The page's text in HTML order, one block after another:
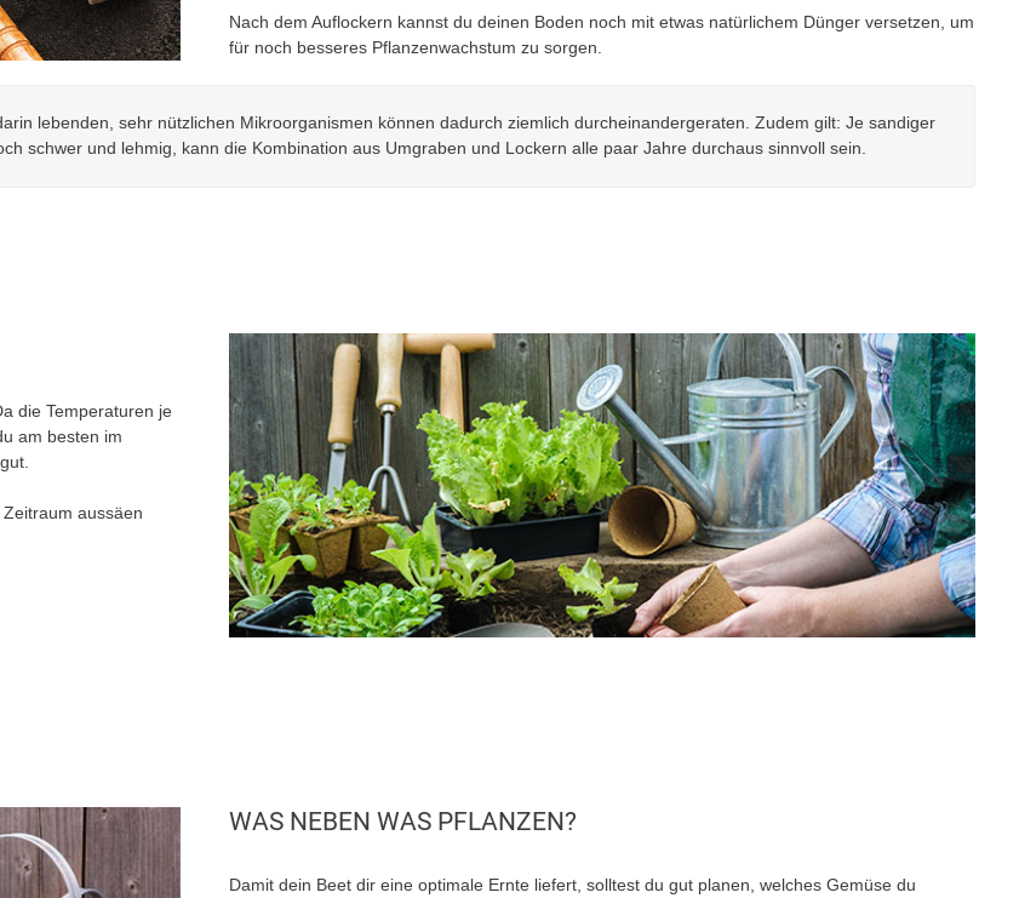
Nach dem Auflockern kannst du deinen Boden noch mit etwas natürlichem Dünger versetzen, um
für noch besseres Pflanzenwachstum zu sorgen.
lebenden, sehr nützlichen Mikroorganismen können dadurch ziemlich durcheinandergeraten. Zudem gilt: Je sandiger
schwer und lehmig, kann die Kombination aus Umgraben und Lockern alle paar Jahre durchaus sinnvoll sein.
die Temperaturen je
am besten im
aussäen
WAS NEBEN WAS PFLANZEN?
Damit dein Beet dir eine optimale Ernte liefert, solltest du gut planen, welches Gemüse du